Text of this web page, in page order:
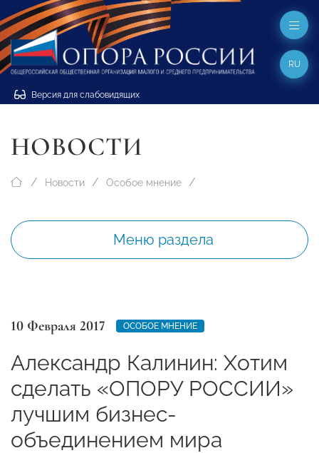
Версия для слабовидящих
RU
НОВОСТИ
Новости Особое мнение
Меню раздела
10 Февраля 2017 ОСОБОЕ МНЕНИЕ
Александр Калинин: Хотим
сделать «ОПОРУ РОССИИ»
лучшим бизнес-
объединением мира